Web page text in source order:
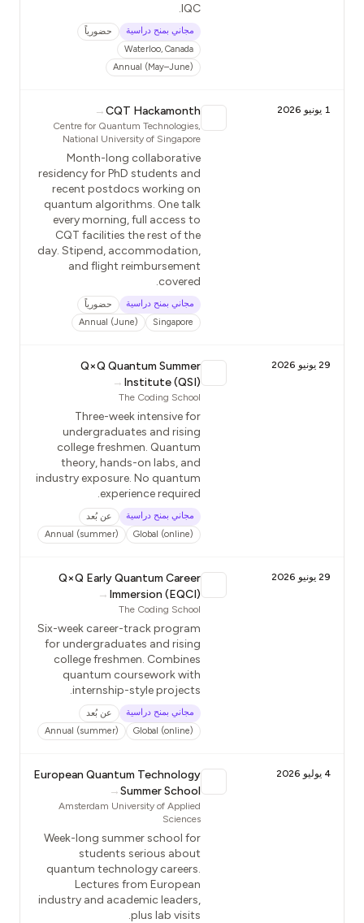
IQC.
مجاني بمنح دراسية
حضورياً
Waterloo, Canada
Annual (May–June)
1 يونيو 2026 CQT Hackamonth
→
Centre for Quantum Technologies,
National University of Singapore
Month-long collaborative
residency for PhD students and
recent postdocs working on
quantum algorithms. One talk
every morning, full access to
CQT facilities the rest of the
day. Stipend, accommodation,
and flight reimbursement
covered.
مجاني بمنح دراسية
حضورياً
Singapore
Annual (June)
29 يونيو 2026
Q×Q Quantum Summer
Institute (QSI)
→
The Coding School
Three-week intensive for
undergraduates and rising
college freshmen. Quantum
theory, hands-on labs, and
industry exposure. No quantum
experience required.
مجاني بمنح دراسية
عن بُعد
Global (online)
Annual (summer)
29 يونيو 2026
Q×Q Early Quantum Career
Immersion (EQCI)
→
The Coding School
Six-week career-track program
for undergraduates and rising
college freshmen. Combines
quantum coursework with
internship-style projects.
مجاني بمنح دراسية
عن بُعد
Global (online)
Annual (summer)
4 يوليو 2026
European Quantum Technology
Summer School
→
Amsterdam University of Applied
Sciences
Week-long summer school for
students serious about
quantum technology careers.
Lectures from European
industry and academic leaders,
plus lab visits.